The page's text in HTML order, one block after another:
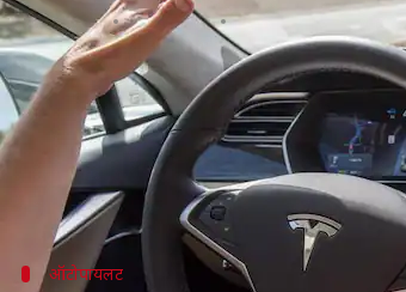
लेखन अविनाश Nov 24, 2021 09:30 pm
क्या है खबर?
टेस्ला
का ऑटोपायलट एक ऐसा ड्राइविंग
यह पूरा सेटअप 12 अल्ट्रासोनिक सेंसर,
ऑटोपायलट